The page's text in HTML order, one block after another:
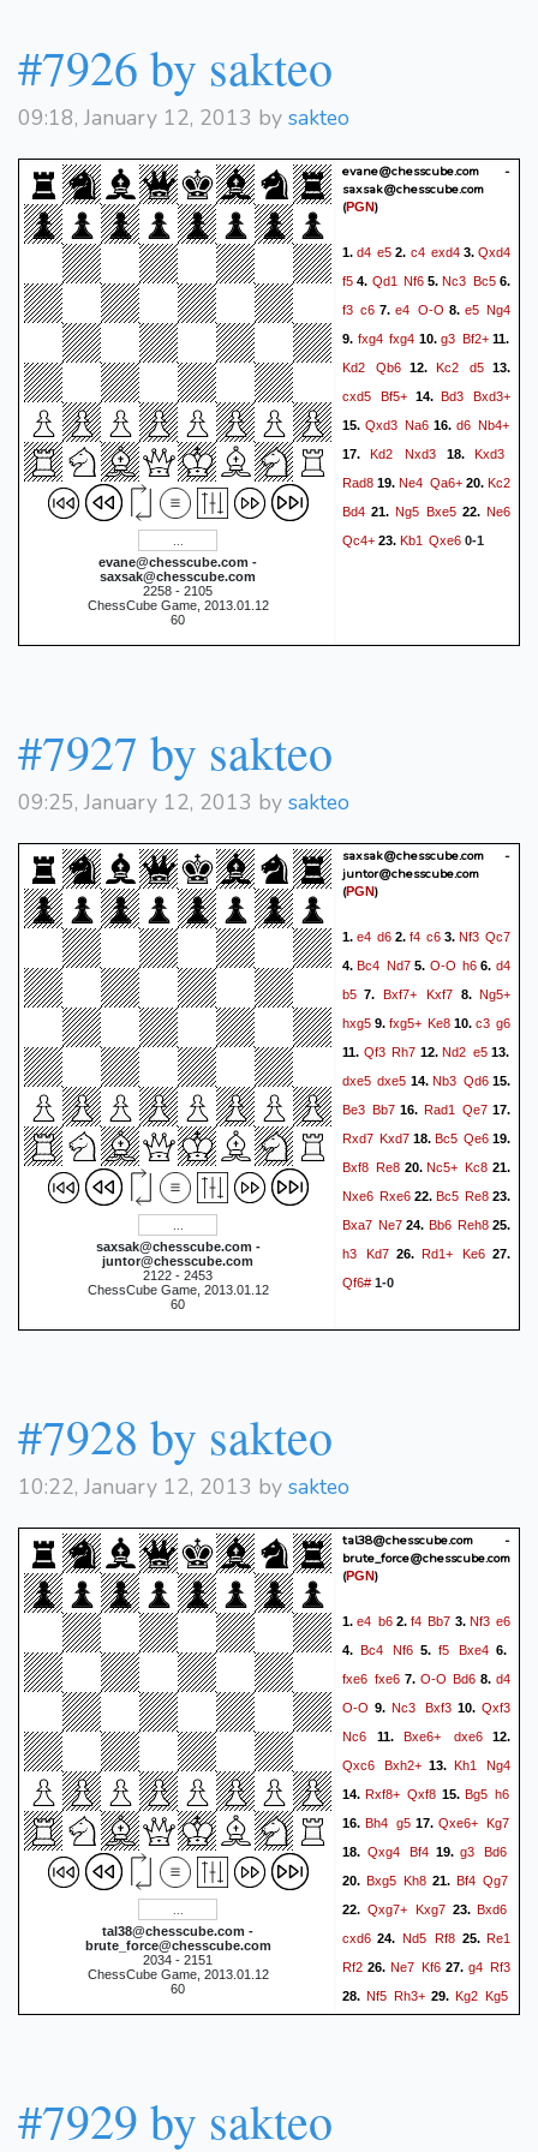
#7926 by sakteo
09:18, January 12, 2013 by sakteo
evane@chesscube.com -
saxsak@chesscube.com
2258 - 2105
ChessCube Game, 2013.01.12
60
evane@chesscube.com -
saxsak@chesscube.com
(PGN)
1.d4 e5 2. c4 exd43.Qxd4
f5 4. Qd1 Nf65.Nc3 Bc56.
f3 c6 7.e4 O-O 8. e5 Ng4
9. fxg4 fxg4 10.g3 Bf2+11.
Kd2
Qb6 12. Kc2 d5 13.
cxd5
Bf5+ 14. Bd3 Bxd3+
15. Qxd3 Na6 16. d6 Nb4+
17.Kd2 Nxd3 18. Kxd3
Rad8 19.Ne4 Qa6+20.Kc2
Bd4 21. Ng5 Bxe5 22.Ne6
Qc4+ 23. Kb1 Qxe6 0-1
#7927 by sakteo
09:25, January 12, 2013 by sakteo
saxsak@chesscube.com -
juntor@chesscube.com
2122 - 2453
ChessCube Game, 2013.01.12
60
saxsak@chesscube.com -
juntor@chesscube.com
(PGN)
1. e4 d6 2. f4 c6 3. Nf3 Qc7
4.Bc4 Nd75. O-O h66. d4
b5 7. Bxf7+ Kxf7 8.Ng5+
hxg5 9. fxg5+ Ke8 10. c3 g6
11. Qf3 Rh7 12.Nd2 e513.
dxe5 dxe5 14.Nb3 Qd615.
Be3 Bb7 16. Rad1 Qe717.
Rxd7 Kxd7 18. Bc5 Qe6 19.
Bxf8 Re820.Nc5+ Kc8 21.
Nxe6 Rxe6 22. Bc5 Re8 23.
Bxa7 Ne7 24. Bb6 Reh825.
h3
Kd7 26. Rd1+ Ke6 27.
Qf6# 1-0
#7928 by sakteo
10:22, January 12, 2013 by sakteo
tal38@chesscube.com -
brute_force@chesscube.com
2034 - 2151
ChessCube Game, 2013.01.12
60
tal38@chesscube.com -
brute_force@chesscube.com
(PGN)
1.e4 b62. f4 Bb7 3. Nf3 e6
4. Bc4 Nf6 5. f5 Bxe4 6.
fxe6 fxe67. O-O Bd6 8.d4
O-O 9.Nc3 Bxf310.Qxf3
Nc6 11. Bxe6+ dxe612.
Qxc6
Bxh2+ 13. Kh1 Ng4
14.Rxf8+ Qxf8 15. Bg5 h6
16.Bh4 g517.Qxe6+ Kg7
18. Qxg4 Bf419.g3 Bd6
20. Bxg5 Kh8 21. Bf4 Qg7
22. Qxg7+ Kxg7 23.Bxd6
cxd6 24. Nd5 Rf8 25.Re1
Rf2 26. Ne7 Kf6 27. g4 Rf3
28. Nf5 Rh3+ 29. Kg2 Kg5
#7929 by sakteo